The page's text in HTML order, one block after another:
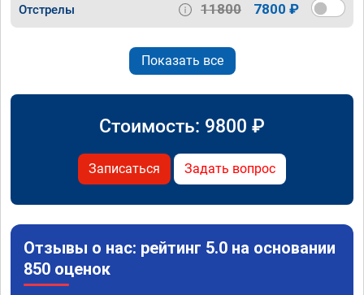
Отстрелы 11800 7800 ₽
Показать все
Стоимость: 9800 ₽
Записаться Задать вопрос
Отзывы о нас: рейтинг 5.0 на основании
850 оценок